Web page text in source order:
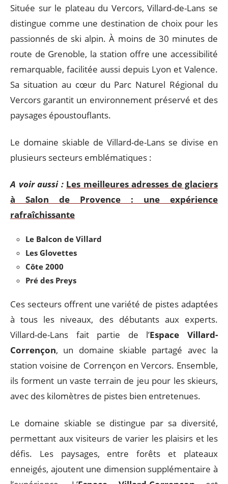
Située sur le plateau du Vercors, Villard-de-Lans se
distingue comme une destination de choix pour les
passionnés de ski alpin. À moins de 30 minutes de
route de Grenoble, la station offre une accessibilité
remarquable, facilitée aussi depuis Lyon et Valence.
Sa situation au cœur du Parc Naturel Régional du
Vercors garantit un environnement préservé et des
paysages époustouflants.
Le domaine skiable de Villard-de-Lans se divise en
plusieurs secteurs emblématiques :
A voir aussi : Les meilleures adresses de glaciers
à Salon de Provence : une expérience
rafraîchissante
Le Balcon de Villard
Les Glovettes
Côte 2000
Pré des Preys
Ces secteurs offrent une variété de pistes adaptées
à tous les niveaux, des débutants aux experts.
Villard-de-Lans fait partie de l’Espace Villard-
Corrençon, un domaine skiable partagé avec la
station voisine de Corrençon en Vercors. Ensemble,
ils forment un vaste terrain de jeu pour les skieurs,
avec des kilomètres de pistes bien entretenues.
Le domaine skiable se distingue par sa diversité,
permettant aux visiteurs de varier les plaisirs et les
défis. Les paysages, entre forêts et plateaux
enneigés, ajoutent une dimension supplémentaire à